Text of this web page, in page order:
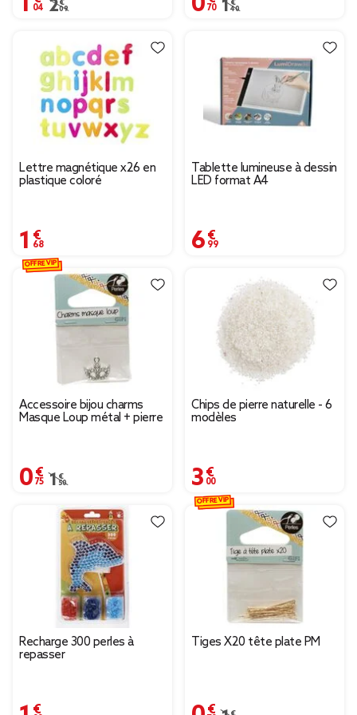
Prix remisé de 2,09 € à 1,04 €
2,09 € Prix remisé de 1,40 €
1,40 €
Lettre magnétique x26 en
plastique coloré
1,68 €
Tablette lumineuse à dessin
LED format A4
6,99 €
Accessoire bijou charms
Masque Loup métal + pierre
0,75 €
Prix remisé de 1,50 € à 0,75 €
1,50 €
OFFRE VIP
Chips de pierre naturelle - 6
modèles
3,00 €
Recharge 300 perles à
repasser
1,00 €
Tiges X20 tête plate PM
0,70 €
OFFRE VIP